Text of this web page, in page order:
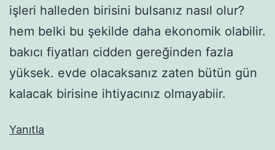
işleri halleden birisini bulsanız nasıl olur?
hem belki bu şekilde daha ekonomik olabilir.
bakıcı fiyatları cidden gereğinden fazla
yüksek. evde olacaksanız zaten bütün gün
kalacak birisine ihtiyacınız olmayabiir.
Yanıtla